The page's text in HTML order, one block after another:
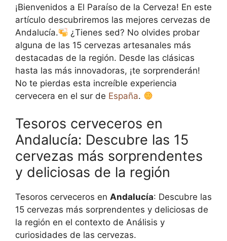
¡Bienvenidos a El Paraíso de la Cerveza! En este
artículo descubriremos las mejores cervezas de
Andalucía.
¿Tienes sed? No olvides probar
alguna de las 15 cervezas artesanales más
destacadas de la región. Desde las clásicas
hasta las más innovadoras, ¡te sorprenderán!
No te pierdas esta increíble experiencia
cervecera en el sur de España.
Tesoros cerveceros en
Andalucía: Descubre las 15
cervezas más sorprendentes
y deliciosas de la región
Tesoros cerveceros en Andalucía: Descubre las
15 cervezas más sorprendentes y deliciosas de
la región en el contexto de Análisis y
curiosidades de las cervezas.